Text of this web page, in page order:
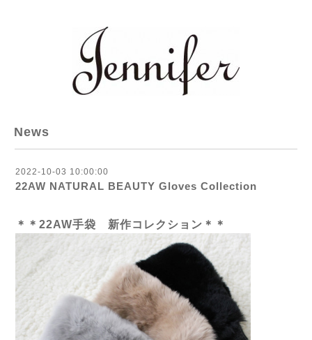
News
2022-10-03 10:00:00
22AW NATURAL BEAUTY Gloves Collection
＊＊22AW手袋 新作コレクション＊＊